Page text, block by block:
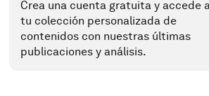
Crea una cuenta gratuita y accede
tu colección personalizada de
contenidos con nuestras últimas
publicaciones y análisis.